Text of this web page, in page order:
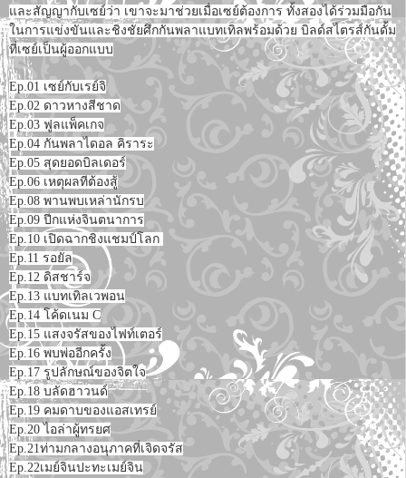
และสัญญากับเซย์ว่า เขาจะมาช่วยเมื่อเซย์ต้องการ ทั้งสองได้ร่วมมือกัน
ในการแข่งขันและชิงชัยศึกกันพลาแบทเทิลพร้อมด้วย บิลด์สไตรส์กันดั้ม
ที่เซย์เป็นผู้ออกแบบ
Ep.01 เซย์กับเรย์จิ
Ep.02 ดาวหางสีชาด
Ep.03 ฟูลแพ็คเกจ
Ep.04 กันพลาไดอล คิราระ
Ep.05 สุดยอดบิลเดอร์
Ep.06 เหตุผลทีต้องสู้
Ep.08 พานพบเหล่านักรบ
Ep.09 ปีกแห่งจินตนาการ
Ep.10 เปิดฉากชิงแชมป์โลก
Ep.11 รอยัล
Ep.12 ดิสชาร์จ
Ep.13 แบทเทิลเวพอน
Ep.14 โค้ดเนม C
Ep.15 แสงจรัสของไฟท์เตอร์
Ep.16 พบพ่ออีกครั้ง
Ep.17 รูปลักษณ์ของจิตใจ
Ep.18 บลัดฮาวนด์
Ep.19 คมดาบของแอสเทรย์
Ep.20 ไอล่าผู้ทรยศ
Ep.21ท่ามกลางอนุภาคที่เจิดจรัส
Ep.22เมย์จินปะทะเมย์จิน